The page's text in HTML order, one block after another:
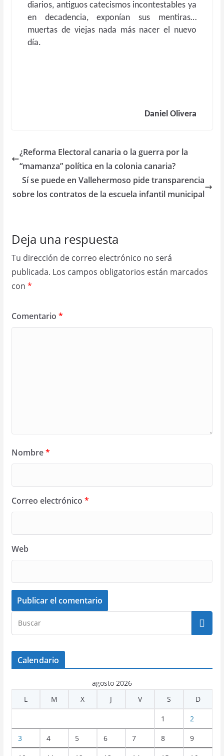
diarios, antiguos catecismos incontestables ya
en decadencia, exponían sus mentiras…
muertas de viejas nada más nacer el nuevo
día.
Daniel Olivera
¿Reforma Electoral canaria o la guerra por la
“mamanza” política en la colonia canaria?
Sí se puede en Vallehermoso pide transparencia
sobre los contratos de la escuela infantil municipal
Deja una respuesta
Tu dirección de correo electrónico no será
publicada. Los campos obligatorios están marcados
con *
Comentario *
Nombre*
Correo electrónico *
Web
Calendario
agosto 2026
L
M X J V S D
1 2
3 4 5 6 7 8 9